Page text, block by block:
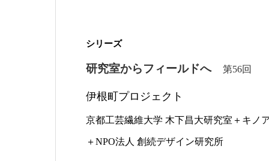
シリーズ
研究室からフィールドへ 第56回
伊根町プロジェクト
京都工芸繊維大学 木下昌大研究室＋キノ
＋NPO法人 創続デザイン研究所